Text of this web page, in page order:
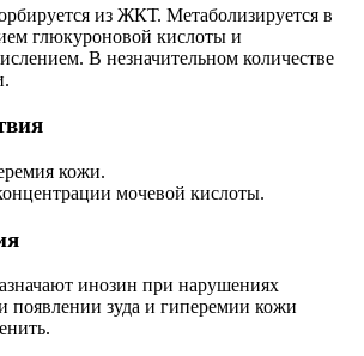
из ЖКТ. Метаболизируется в
глюкуроновой кислоты и
В незначительном количестве
кожи.
мочевой кислоты.
инозин при нарушениях
зуда и гиперемии кожи